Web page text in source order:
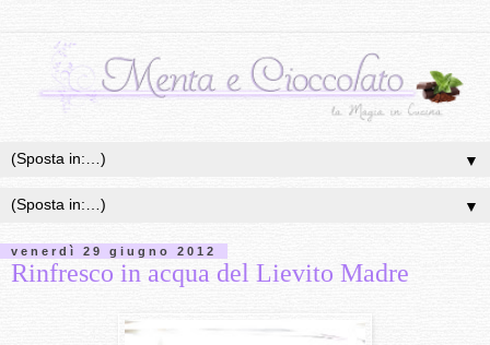
▼
▼
venerdì 29 giugno 2012
Rinfresco in acqua del Lievito Madre